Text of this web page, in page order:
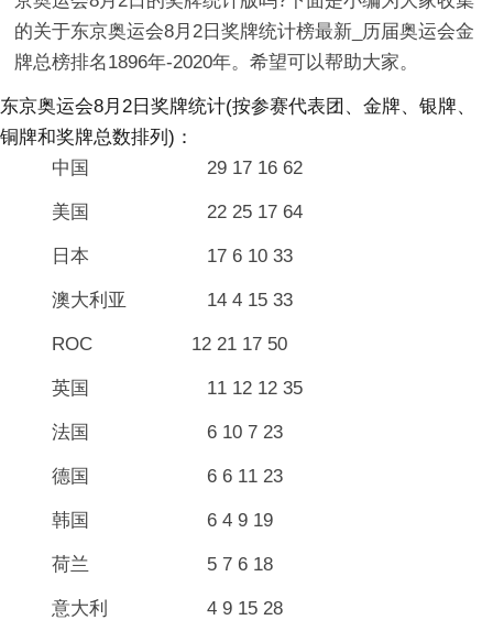
的关于东京奥运会8月2日奖牌统计榜最新_历届奥运会金
牌总榜排名1896年-2020年。希望可以帮助大家。
东京奥运会8月2日奖牌统计(按参赛代表团、金牌、银牌、
铜牌和奖牌总数排列)：
中国 29 17 16 62
美国 22 25 17 64
日本 17 6 10 33
澳大利亚 14 4 15 33
ROC 12 21 17 50
英国 11 12 12 35
法国 6 10 7 23
德国 6 6 11 23
韩国 6 4 9 19
荷兰 5 7 6 18
意大利 4 9 15 28